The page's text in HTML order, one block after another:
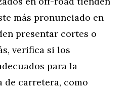
más pronunciado en
presentar cortes o
verifica si los
para la
de carretera, como